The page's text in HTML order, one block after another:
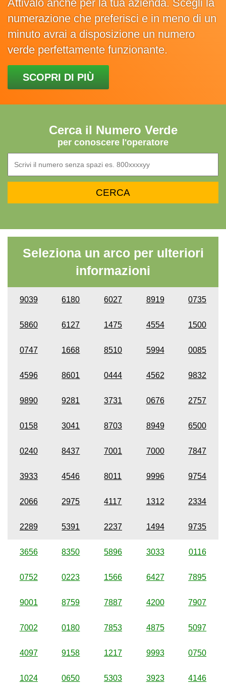
Attivalo anche per la tua azienda. Scegli la
numerazione che preferisci e in meno di un
minuto avrai a disposizione un numero
verde perfettamente funzionante.
SCOPRI DI PIÙ
Cerca il Numero Verde
per conoscere l'operatore
Seleziona un arco per ulteriori
informazioni
9039 6180 6027 8919 0735
5860 6127 1475 4554 1500
0747 1668 8510 5994 0085
4596 8601 0444 4562 9832
9890 9281 3731 0676 2757
0158 3041 8703 8949 6500
0240 8437 7001 7000 7847
3933 4546 8011 9996 9754
2066 2975 4117 1312 2334
2289 5391 2237 1494 9735
3656 8350 5896 3033 0116
0752 0223 1566 6427 7895
9001 8759 7887 4200 7907
7002 0180 7853 4875 5097
4097 9158 1217 9993 0750
1024 0650 5303 3923 4146